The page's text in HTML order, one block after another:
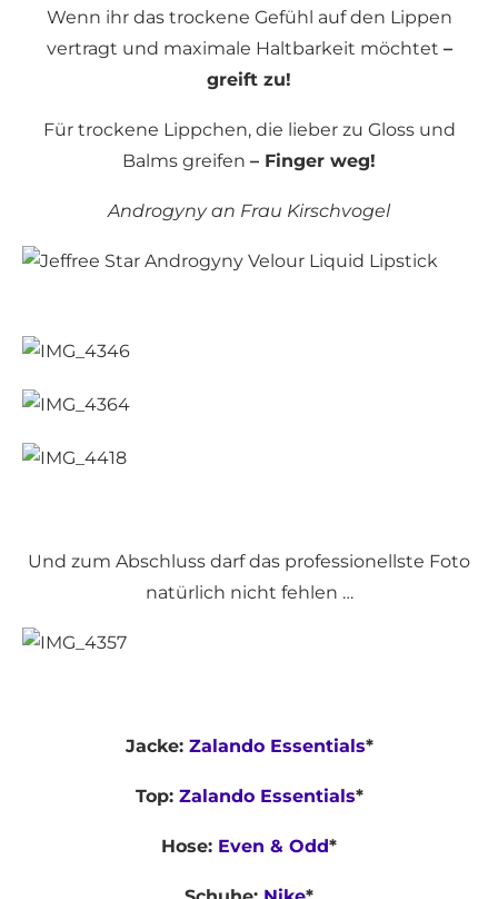
Wenn ihr das trockene Gefühl auf den Lippen
vertragt und maximale Haltbarkeit möchtet –
greift zu!
Für trockene Lippchen, die lieber zu Gloss und
Balms greifen – Finger weg!
Androgyny an Frau Kirschvogel
Und zum Abschluss darf das professionellste Foto
natürlich nicht fehlen …
Jacke: Zalando Essentials*
Top: Zalando Essentials*
Hose: Even & Odd*